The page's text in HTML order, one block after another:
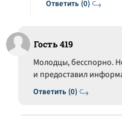
Ответить (0)
Гость 419
Ответить (0)
Молодцы, бесспорно.
и предоставил